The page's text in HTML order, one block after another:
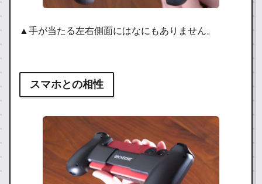
▲手が当たる左右側面にはなにもありません。
スマホとの相性